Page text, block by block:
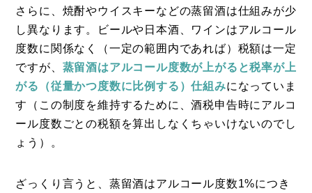
さらに、焼酎やウイスキーなどの蒸留酒は仕組みが少
し異なります。ビールや日本酒、ワインはアルコール
度数に関係なく（一定の範囲内であれば）税額は一定
ですが、 蒸留酒はアルコール度数が上がると税率が上
がる（従量かつ度数に比例する）仕組みになっていま
す（この制度を維持するために、酒税申告時にアルコ
ール度数ごとの税額を算出しなくちゃいけないのでし
ょう）。
ざっくり言うと、蒸留酒はアルコール度数1%につき